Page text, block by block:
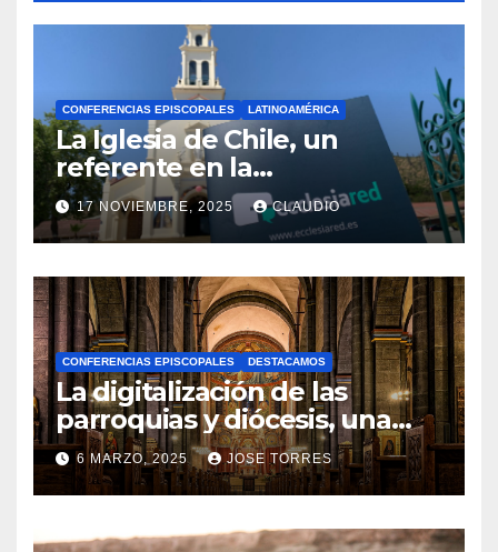
CONFERENCIAS EPISCOPALES LATINOAMÉRICA
La Iglesia de Chile, un
referente en la
transformación digital
gracias a Ecclesiared
17 NOVIEMBRE, 2025 CLAUDIO
N
O
H
A
Y
C
O
M
N
CONFERENCIAS EPISCOPALES DESTACAMOS
La digitalización de las
parroquias y diócesis, una
realidad ya para el futuro de
la Iglesia
6 MARZO, 2025 JOSE TORRES
N
O